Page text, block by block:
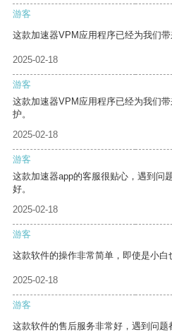
游客
这款加速器VPM应用程序已经为我们带
2025-02-18
游客
这款加速器VPM应用程序已经为我们
护。
2025-02-18
游客
这款加速器app的客服很贴心，遇到问
好。
2025-02-18
游客
这款软件的操作非常简单，即使是小白
2025-02-18
游客
这款软件的售后服务非常好，遇到问题